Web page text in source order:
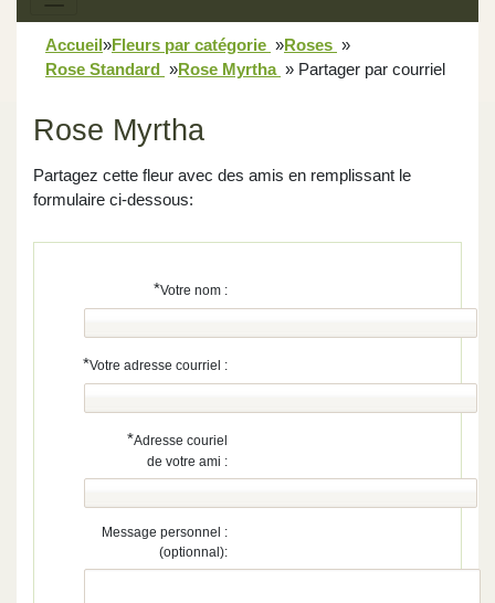
Accueil»Fleurs par catégorie »Roses »
Rose Standard »Rose Myrtha » Partager par courriel
Rose Myrtha
Partagez cette fleur avec des amis en remplissant le
formulaire ci-dessous:
*Votre nom :
*Votre adresse courriel :
*Adresse couriel
de votre ami :
Message personnel :
(optionnal):